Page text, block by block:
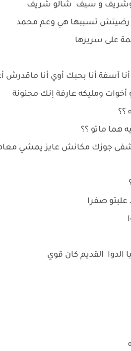
وشريف و سيف شالو شريف
رضيتش تسببها هي وعم محمد
على سريرها
آسفة أنا بحبك أوي أنا
ومليكه عارفة إنك مجنونة
؟؟
هما ماتو ؟؟
جوزك مكانش عايز يمشي
علبتو صفرا
الدوا القديم كان قوي